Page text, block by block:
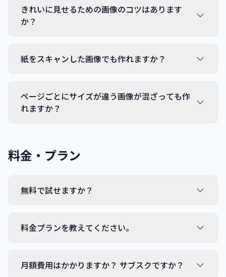
きれいに見せるための画像のコツはあります
か？
紙をスキャンした画像でも作れますか？
ページごとにサイズが違う画像が混ざっても作
れますか？
料金・プラン
無料で試せますか？
料金プランを教えてください。
月額費用はかかりますか？ サブスクですか？